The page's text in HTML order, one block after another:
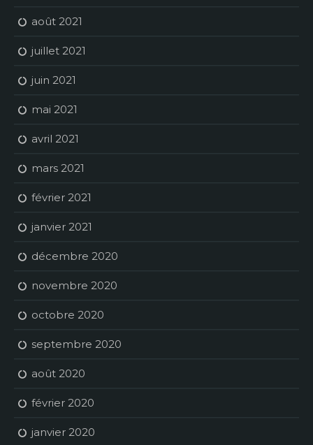
août 2021
juillet 2021
juin 2021
mai 2021
avril 2021
mars 2021
février 2021
janvier 2021
décembre 2020
novembre 2020
octobre 2020
septembre 2020
août 2020
février 2020
janvier 2020